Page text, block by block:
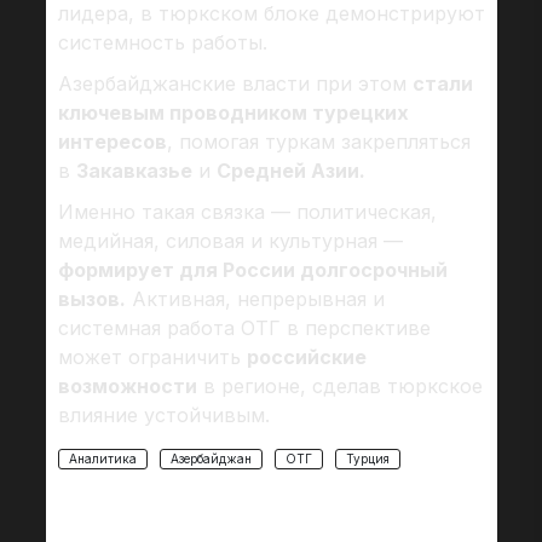
лидера, в тюркском блоке демонстрируют
системность работы.
Азербайджанские власти при этом стали
ключевым проводником турецких
интересов, помогая туркам закрепляться
в Закавказье и Средней Азии.
Именно такая связка — политическая,
медийная, силовая и культурная —
формирует для России долгосрочный
вызов. Активная, непрерывная и
системная работа ОТГ в перспективе
может ограничить российские
возможности в регионе, сделав тюркское
влияние устойчивым.
Аналитика Азербайджан ОТГ Турция